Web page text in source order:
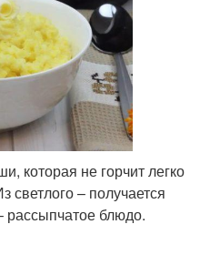
которая не горчит легко
светлого – получается
рассыпчатое блюдо.